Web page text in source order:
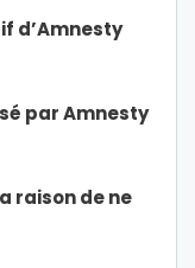
d’Amnesty
par Amnesty
raison de ne